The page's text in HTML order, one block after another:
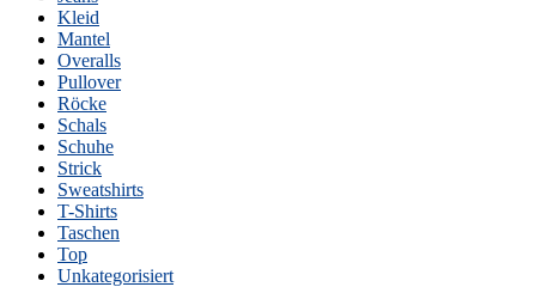
Kleid
Mantel
Overalls
Pullover
Röcke
Schals
Schuhe
Strick
Sweatshirts
T-Shirts
Taschen
Top
Unkategorisiert